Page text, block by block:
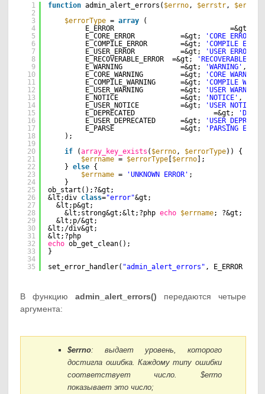
1
2
3
4
5
6
7
8
9
10
11
12
13
14
15
16
17
18
19
20
21
22
23
24
25
26
27
28
29
30
31
32
33
34
35
function admin_alert_errors( $errno, $errstr,
$errorType = array
(
E_ERROR                            =&gt;
E_CORE_ERROR           =&gt;
'CORE ERROR'
E_COMPILE_ERROR        =&gt;
'COMPILE
E_USER_ERROR           =&gt;
'USER ERROR'
E_RECOVERABLE_ERROR  =&gt;
'RECOVERABLE
E_WARNING              =&gt;
'WARNING' ,
E_CORE_WARNING         =&gt;
'CORE WARNING'
E_COMPILE_WARNING      =&gt;
'COMPILE
E_USER_WARNING         =&gt;
'USER WARNING'
E_NOTICE               =&gt;
'NOTICE' ,
E_USER_NOTICE          =&gt;
'USER NOTICE'
E_DEPRECATED                   =&gt;
E_USER_DEPRECATED      =&gt;
E_PARSE                =&gt;
'PARSING
);
if
(array_key_exists ( $errno, $errorType)) {
$errname = $errorType $errno ];
} else {
$errname = 'UNKNOWN ERROR' ;
}
ob_start();?&gt;
&lt;div class="error"&gt;
&lt;p&gt;
&lt;strong&gt;&lt;?php echo $errname; ?&gt;
&lt;p/&gt;
&lt;/div&gt;
&lt;?php
echo ob_get_clean();
}
set_error_handler( "admin_alert_errors" , E_ERROR ^
В функцию admin_alert_errors() передаются четыре
аргумента:
$errno: выдает уровень, которого
достигла ошибка. Каждому типу ошибки
соответствует число. $errno
показывает это число;